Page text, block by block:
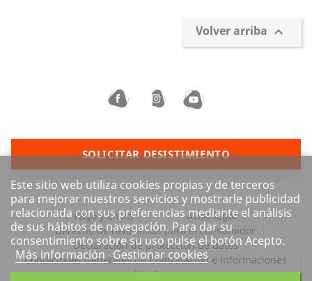
Volver arriba 
Este sitio web utiliza cookies propias y de terceros
para mejorar nuestros servicios y mostrarle publicidad
relacionada con sus preferencias mediante el análisis
de sus hábitos de navegación. Para dar su
consentimiento sobre su uso pulse el botón Acepto.
Más información Gestionar cookies
SOLICITAR DESISTIMIENTO
Pago y envío
Aviso legal
Derecho de revocación para el consumidor
Declaración de protección de datos
Condiciones Generales de Contratación e informaciones
del cliente